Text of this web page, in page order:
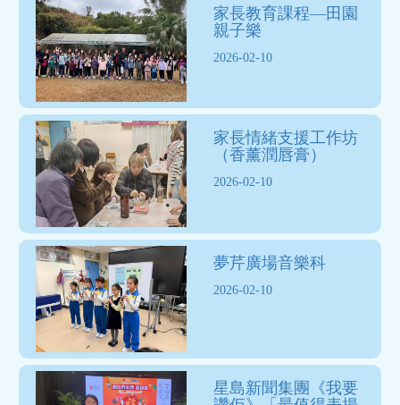
家長教育課程—田園
親子樂
2026-02-10
家長情緒支援工作坊
（香薰潤唇膏）
2026-02-10
夢芹廣場音樂科
2026-02-10
星島新聞集團《我要